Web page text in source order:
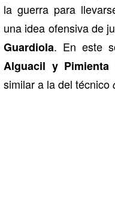
la guerra para
una idea ofensiva de
Guardiola. En este
Alguacil y Pimienta
similar a la del técnico